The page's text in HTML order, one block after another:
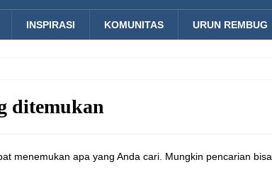
INSPIRASI KOMUNITAS URUN REMBUG
ditemukan
menemukan apa yang Anda cari. Mungkin pencarian bisa